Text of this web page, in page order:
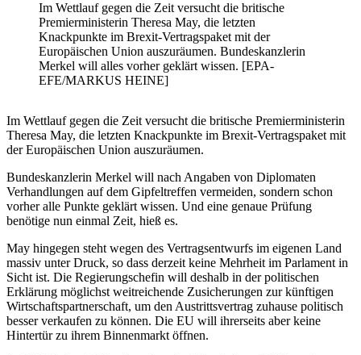
Im Wettlauf gegen die Zeit versucht die britische
Premierministerin Theresa May, die letzten
Knackpunkte im Brexit-Vertragspaket mit der
Europäischen Union auszuräumen. Bundeskanzlerin
Merkel will alles vorher geklärt wissen. [EPA-
EFE/MARKUS HEINE]
Im Wettlauf gegen die Zeit versucht die britische Premierministerin
Theresa May, die letzten Knackpunkte im Brexit-Vertragspaket mit
der Europäischen Union auszuräumen.
Bundeskanzlerin Merkel will nach Angaben von Diplomaten
Verhandlungen auf dem Gipfeltreffen vermeiden, sondern schon
vorher alle Punkte geklärt wissen. Und eine genaue Prüfung
benötige nun einmal Zeit, hieß es.
May hingegen steht wegen des Vertragsentwurfs im eigenen Land
massiv unter Druck, so dass derzeit keine Mehrheit im Parlament in
Sicht ist. Die Regierungschefin will deshalb in der politischen
Erklärung möglichst weitreichende Zusicherungen zur künftigen
Wirtschaftspartnerschaft, um den Austrittsvertrag zuhause politisch
besser verkaufen zu können. Die EU will ihrerseits aber keine
Hintertür zu ihrem Binnenmarkt öffnen.